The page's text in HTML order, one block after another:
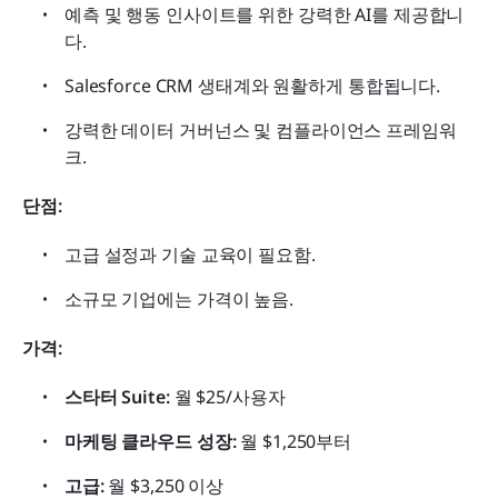
예측 및 행동 인사이트를 위한 강력한 AI를 제공합니
다.
Salesforce CRM 생태계와 원활하게 통합됩니다.
강력한 데이터 거버넌스 및 컴플라이언스 프레임워
크.
단점:
고급 설정과 기술 교육이 필요함.
소규모 기업에는 가격이 높음.
가격:
스타터 Suite: 월 $25/사용자
마케팅 클라우드 성장: 월 $1,250부터
고급: 월 $3,250 이상